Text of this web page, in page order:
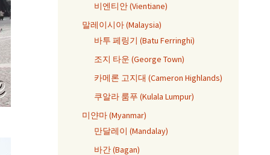
비엔티안 (Vientiane)
말레이시아 (Malaysia)
바투 페링기 (Batu Ferringhi)
조지 타운 (George Town)
카메론 고지대 (Cameron Highlands)
쿠알라 룸푸 (Kulala Lumpur)
미얀마 (Myanmar)
만달레이 (Mandalay)
바간 (Bagan)